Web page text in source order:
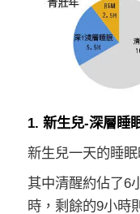
1. 新生兒-深層睡
新生兒一天的睡
其中清醒約佔了6
時，剩餘的9小時